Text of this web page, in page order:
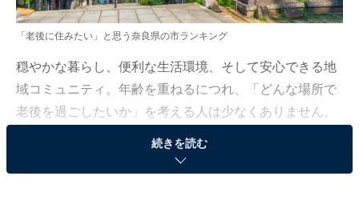
「老後に住みたい」と思う奈良県の市ランキング
穏やかな暮らし、便利な生活環境、そして安心できる地
域コミュニティ。年齢を重ねるにつれ、「どんな場所で
老後を過ごしたいか」を考える人は少なくありません。
移住先や定住先として注目を集める街には、どんな魅力
続きを読む